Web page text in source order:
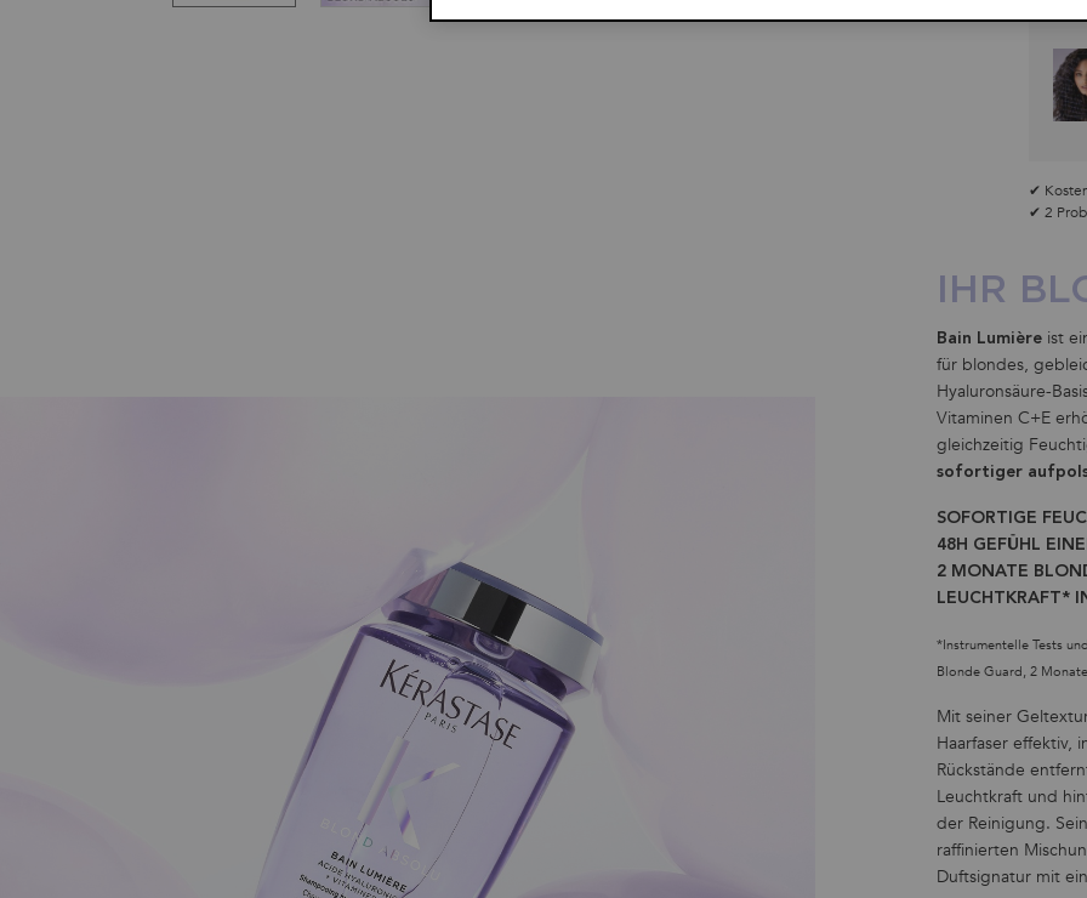
✔
✔ 2
IHR
Bain Lumière ist
für blondes,
Hyaluronsäure-
Vitaminen C+E
gleichzeitig
sofortiger
SOFORTIGE
48H GEFÜHL
2 MONATE
LEUCHTKRAFT*
*Instrumentelle Tests
Blonde Guard, 2
Mit seiner
Haarfaser effektiv,
Rückstände
Leuchtkraft und
der Reinigung.
raffinierten
Duftsignatur mit